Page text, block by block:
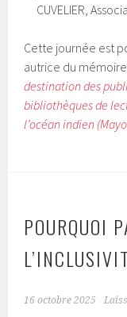
CUVELIER,
Cette journée est
autrice du mémoire
destination des
bibliothèques de
l’océan indien
POURQUOI
16 octobre 2025